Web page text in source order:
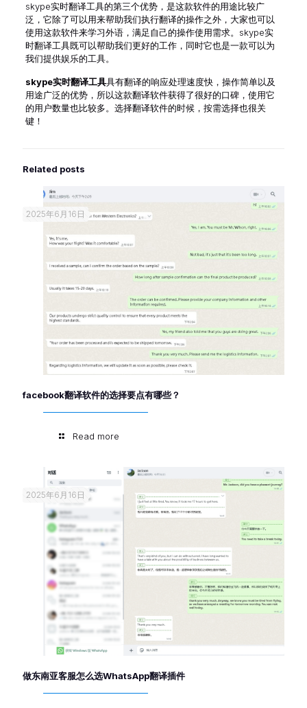
skype实时翻译工具的第三个优势，是这款软件的用途比较广
泛，它除了可以用来帮助我们执行翻译的操作之外，大家也可以
使用这款软件来学习外语，满足自己的操作使用需求。skype实
时翻译工具既可以帮助我们更好的工作，同时它也是一款可以为
我们提供娱乐的工具。
skype实时翻译工具具有翻译的响应处理速度快，操作简单以及
用途广泛的优势，所以这款翻译软件获得了很好的口碑，使用它
的用户数量也比较多。选择翻译软件的时候，按需选择也很关
键！
Related posts
2025年6月16日
facebook翻译软件的选择要点有哪些？
Read more
2025年6月16日
做东南亚客服怎么选WhatsApp翻译插件